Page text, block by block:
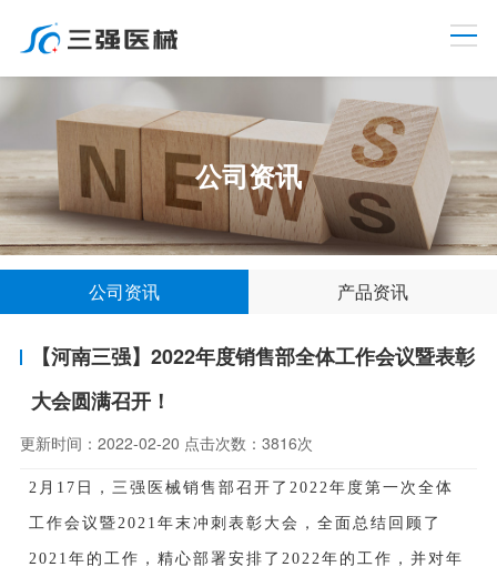
公司资讯
公司资讯 产品资讯
【河南三强】2022年度销售部全体工作会议暨表彰
大会圆满召开！
更新时间： 2022-02-20 点击次数： 3816次
2月17日，三强医械销售 部召开了 2022年度第一次全体
工作会议暨2021年末冲刺表彰大会，全面总结回顾了
2021年的工作，精心部署安排了2022年的工作，并对年